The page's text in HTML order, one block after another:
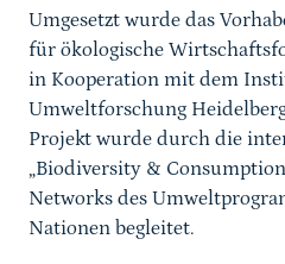
Umgesetzt wurde das
für ökologische
in Kooperation mit dem
Umweltforschung
Projekt wurde durch die
„Biodiversity &
Networks des
Nationen begleitet.